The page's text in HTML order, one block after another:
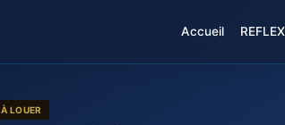
Accueil
À LOUER